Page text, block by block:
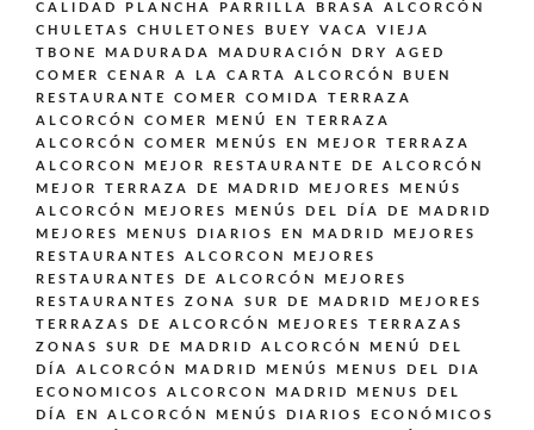
CALIDAD PLANCHA PARRILLA BRASA ALCORCÓN
CHULETAS CHULETONES BUEY VACA VIEJA
TBONE MADURADA MADURACIÓN DRY AGED
COMER CENAR A LA CARTA ALCORCÓN BUEN
RESTAURANTE
COMER COMIDA TERRAZA
ALCORCÓN
COMER MENÚ EN TERRAZA
ALCORCÓN
COMER MENÚS EN MEJOR TERRAZA
ALCORCON
MEJOR RESTAURANTE DE ALCORCÓN
MEJOR TERRAZA DE MADRID
MEJORES MENÚS
ALCORCÓN
MEJORES MENÚS DEL DÍA DE MADRID
MEJORES MENUS DIARIOS EN MADRID
MEJORES
RESTAURANTES ALCORCON
MEJORES
RESTAURANTES DE ALCORCÓN
MEJORES
RESTAURANTES ZONA SUR DE MADRID
MEJORES
TERRAZAS DE ALCORCÓN
MEJORES TERRAZAS
ZONAS SUR DE MADRID ALCORCÓN
MENÚ DEL
DÍA ALCORCÓN MADRID
MENÚS
MENUS DEL DIA
ECONOMICOS ALCORCON MADRID
MENUS DEL
DÍA EN ALCORCÓN
MENÚS DIARIOS ECONÓMICOS